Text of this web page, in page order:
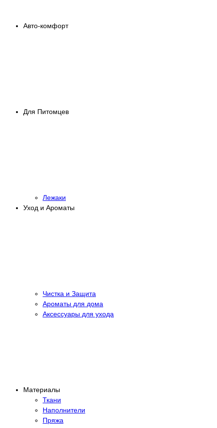
Авто-комфорт
Для Питомцев
Лежаки
Уход и Ароматы
Чистка и Защита
Ароматы для дома
Аксессуары для ухода
Материалы
Ткани
Наполнители
Пряжа